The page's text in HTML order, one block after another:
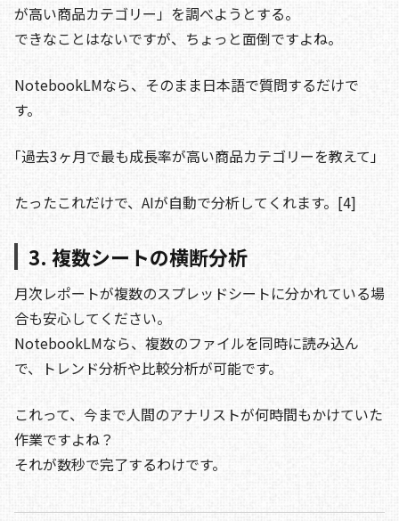
が高い商品カテゴリー」を調べようとする。
できなことはないですが、ちょっと面倒ですよね。
NotebookLMなら、そのまま日本語で質問するだけで
す。
｢過去3ヶ月で最も成長率が高い商品カテゴリーを教えて」
たったこれだけで、AIが自動で分析してくれます。[4]
3. 複数シートの横断分析
月次レポートが複数のスプレッドシートに分かれている場
合も安心してください。
NotebookLMなら、複数のファイルを同時に読み込ん
で、トレンド分析や比較分析が可能です。
これって、今まで人間のアナリストが何時間もかけていた
作業ですよね？
それが数秒で完了するわけです。